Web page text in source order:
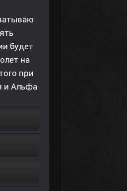
будет
на
при
и Альфа